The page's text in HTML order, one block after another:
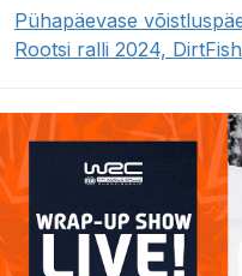
Pühapäevase
Rootsi ralli 2024, DirtFish